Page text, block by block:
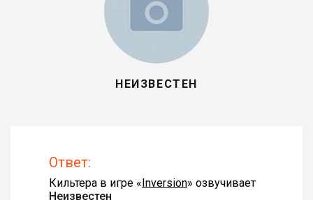
НЕИЗВЕСТЕН
Ответ:
Кильтера в игре «Inversion» озвучивает
Неизвестен